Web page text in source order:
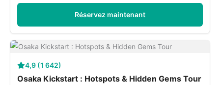
Réservez maintenant
4,9 (1 642)
Osaka Kickstart : Hotspots & Hidden Gems Tour